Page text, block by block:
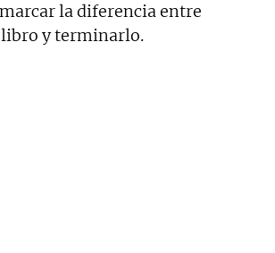
la diferencia entre
y terminarlo.